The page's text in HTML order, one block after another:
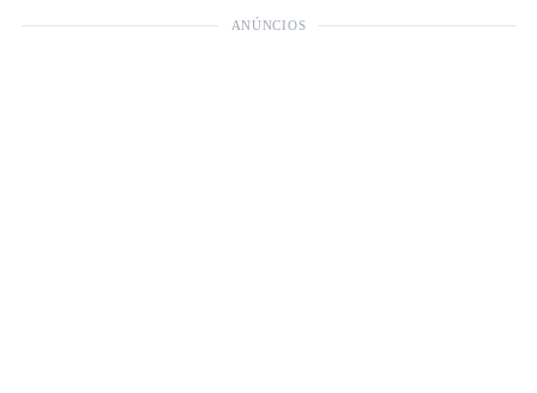
ANÚNCIOS